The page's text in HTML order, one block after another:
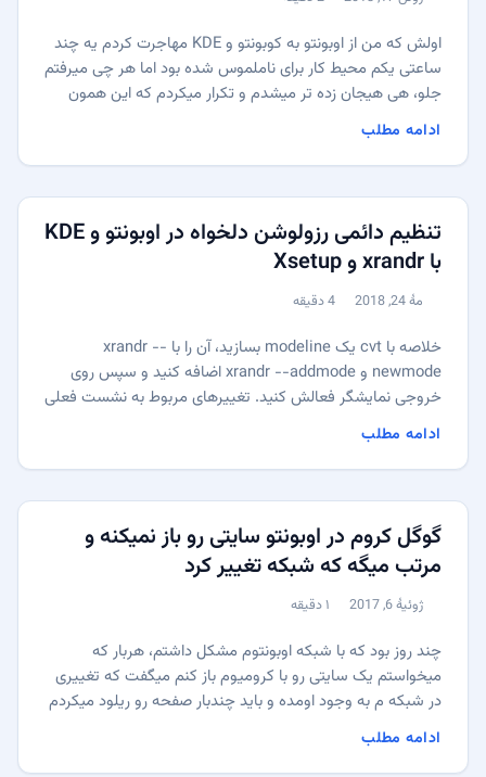
منتشر شده: زمان مطالعه:
اولش که من از اوبونتو به کوبونتو و KDE مهاجرت کردم یه چند
ساعتی یکم محیط کار برای ناملموس شده بود اما هر چی میرفتم
جلو، هی هیجان زده تر میشدم و تکرار میکردم که این همون
چیزی بود که دنبالش بودم و این همون جوریه که درسته و باید
نمیکنم و فقط چند تا موضوع که شاید نیاز داشته باشین بدونین
رو اینجا مینویسم: ...
ادامه مطلب
تنظیم دائمی رزولوشن دلخواه در اوبونتو و KDE
با xrandr و Xsetup
منتشر شده:
مهٔ 24, 2018 زمان مطالعه:
4 دقیقه
خلاصه با cvt یک modeline بسازید، آن را با xrandr --
newmode و xrandr --addmode اضافه کنید و سپس روی
خروجی نمایشگر فعالش کنید. تغییرهای مربوط به نشست فعلی
پس از راه‌اندازی مجدد از بین می‌روند و صفحهٔ ورود را هم اصلاح
همان دستورها را در Xsetup قرار دهید تا پیش از نمایش صفحهٔ
ورود اجرا شوند. بعد از مهاجرت از GNOME/Unity به KDE،
‏SDDM پنل اولتراواید من را درست تشخیص نمی‌داد و به‌جای
۲۵۶۰×۱۰۸۰ روی Full HD می‌ماند. پیش‌تر هم در اوبونتو با
مانیتور قدیمی‌تری که رزولوشن بومی‌اش در تنظیمات نمایش
داده نمی‌شد، با مشکل مشابهی روبه‌رو شده بودم. ...
ادامه مطلب
گوگل کروم در اوبونتو سایتی رو باز نمیکنه و
مرتب میگه که شبکه تغییر کرد
منتشر شده:
ژوئیهٔ 6, 2017 زمان مطالعه:
۱ دقیقه
چند روز بود که با شبکه اوبونتوم مشکل داشتم، هربار که
میخواستم یک سایتی رو با کرومیوم باز کنم میگفت که تغییری
در شبکه م به وجود اومده و باید چندبار صفحه رو ریلود میکردم
تا باز شه و گاهی کلا باز نمیشد. یه مقداری که گشتم، فهمیدم
ادامه مطلب